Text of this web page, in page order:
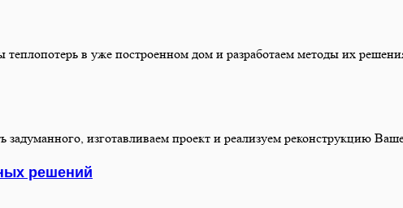
в уже построенном дом и разработаем методы их
задуманного, изготавливаем проект и реализуем реконструкцию
решений